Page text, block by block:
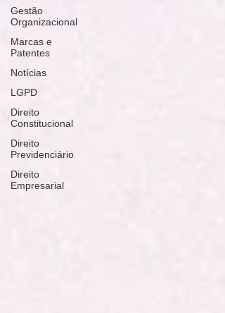
Gestão
Organizacional
Marcas e
Patentes
Notícias
LGPD
Direito
Constitucional
Direito
Previdenciário
Direito
Empresarial